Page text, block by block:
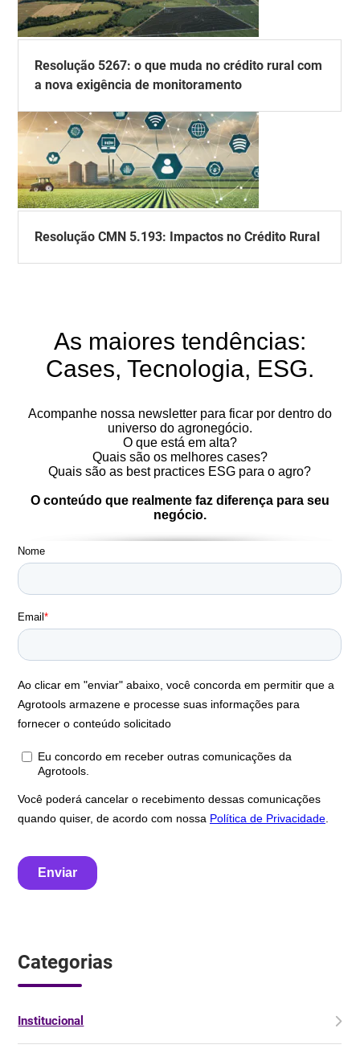
Resolução 5267: o que muda no crédito rural com
a nova exigência de monitoramento
Resolução CMN 5.193: Impactos no Crédito Rural
Categorias
Institucional